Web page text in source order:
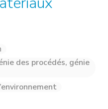
des procédés, génie